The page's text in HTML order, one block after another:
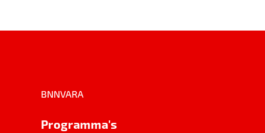
BNNVARA
Programma's